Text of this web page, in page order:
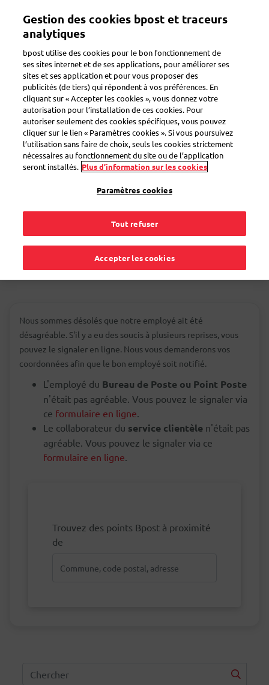
contenu
Toggle navigation
Service clientèle
Comment puis-je
introduire une
plainte à propos d'un
collaborateur de
Nous sommes désolés que notre employé ait été
désagréable. S'il y a eu des soucis à plusieurs reprises, vous
pouvez le signaler en ligne. Nous vous demanderons vos
coordonnées afin que le bon employé soit notifié.
L'employé du Bureau de Poste ou Point Poste
n'était pas agréable. Vous pouvez le signaler via
ce formulaire en ligne.
Le collaborateur du service clientèle n'était pas
agréable. Vous pouvez le signaler via ce
formulaire en ligne.
Trouvez des points Bpost à proximité
de
Gestion des cookies bpost et traceurs
analytiques
bpost utilise des cookies pour le bon fonctionnement de
ses sites internet et de ses applications, pour améliorer ses
sites et ses application et pour vous proposer des
publicités (de tiers) qui répondent à vos préférences. En
cliquant sur « Accepter les cookies », vous donnez votre
autorisation pour l’installation de ces cookies. Pour
autoriser seulement des cookies spécifiques, vous pouvez
cliquer sur le lien « Paramètres cookies ». Si vous poursuivez
l’utilisation sans faire de choix, seuls les cookies strictement
nécessaires au fonctionnement du site ou de l’application
seront installés. Plus d’information sur les cookies
Paramètres cookies
Tout refuser
Accepter les cookies